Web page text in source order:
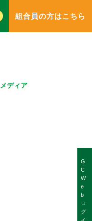
メディア
組合員の方はこちら
G
C
W
e
b
ロ
グ